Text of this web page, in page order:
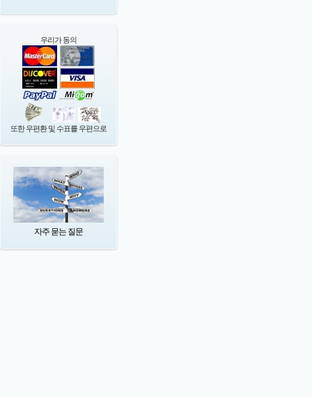
우리가 동의
또한 우편환 및 수표를 우편으로
자주 묻는 질문